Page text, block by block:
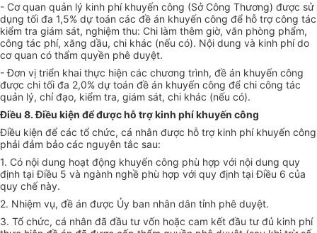
- Cơ quan quản lý kinh phí khuyến công (Sở Công Thương) được sử
dụng tối đa 1,5% dự toán các đề án khuyến công để hỗ trợ công tác
kiểm tra giám sát, nghiệm thu: Chi làm thêm giờ, văn phòng phẩm,
công tác phí, xăng dầu, chi khác (nếu có). Nội dung và kinh phí do
cơ quan có thẩm quyền phê duyệt.
- Đơn vị triển khai thực hiện các chương trình, đề án khuyến công
được chi tối đa 2,0% dự toán đề án khuyến công để chi công tác
quản lý, chỉ đạo, kiểm tra, giám sát, chi khác (nếu có).
Điều 8. Điều kiện để được hỗ trợ kinh phí khuyến công
Điều kiện để các tổ chức, cá nhân được hỗ trợ kinh phí khuyến công
phải đảm bảo các nguyên tắc sau:
1. Có nội dung hoạt động khuyến công phù hợp với nội dung quy
định tại Điều 5 và ngành nghề phù hợp với quy định tại Điều 6 của
quy chế này.
2. Nhiệm vụ, đề án được Ủy ban nhân dân tỉnh phê duyệt.
3. Tổ chức, cá nhân đã đầu tư vốn hoặc cam kết đầu tư đủ kinh phí